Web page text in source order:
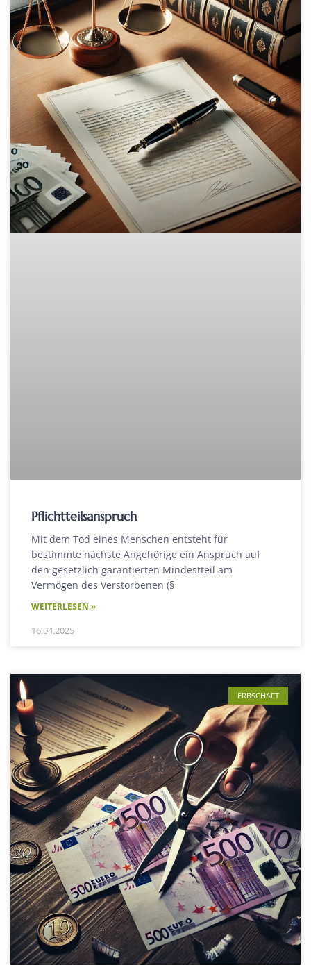
Pflichtteilsanspruch
Mit dem Tod eines Menschen entsteht für
bestimmte nächste Angehörige ein Anspruch auf
den gesetzlich garantierten Mindestteil am
Vermögen des Verstorbenen (§
WEITERLESEN »
16.04.2025
ERBSCHAFT